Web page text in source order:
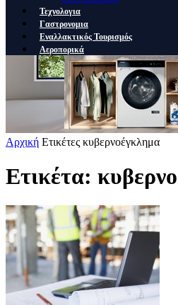
Τεχνολογια
Γαστρονομια
Εναλλακτικός Τουρισμός
Αεροπορικά
Αρχική Ετικέτες κυβερνοέγκλημα
Ετικέτα: